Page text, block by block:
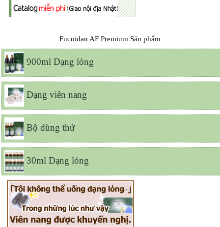
Fucoidan AF Premium Sản phẩm
900ml Dạng lỏng
Dạng viên nang
Bộ dùng thử
30ml Dạng lỏng